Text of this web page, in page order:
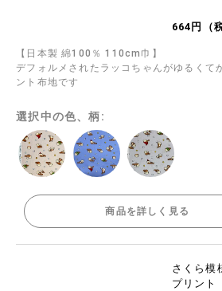
664円（
【日本製 綿100％ 110cm巾】
デフォルメされたラッコちゃんがゆるくて
ント布地です
選択中の色、柄:
商品を詳しく見る
さくら模
プリント